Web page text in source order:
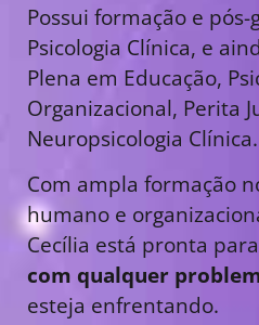
Possui formação e
Psicologia Clínica, e
Plena em Educação,
Organizacional, Perita
Neuropsicologia Clínica.
Com ampla formação
humano e
Cecília está pronta para
com qualquer
esteja enfrentando.